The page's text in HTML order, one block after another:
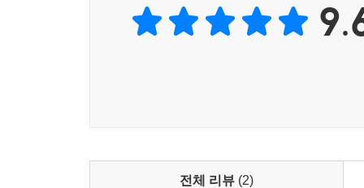
3.2.6 벡터 중심적 역전파의 분리 관점 176
3.2.7 다중 출력 노드 및 은닉 노드의 손실함수 179
3.3.2 특징 전처리 188
전체 리뷰 (2)